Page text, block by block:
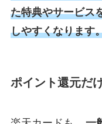
た特典やサービス
しやすくなります
ポイント還元だ